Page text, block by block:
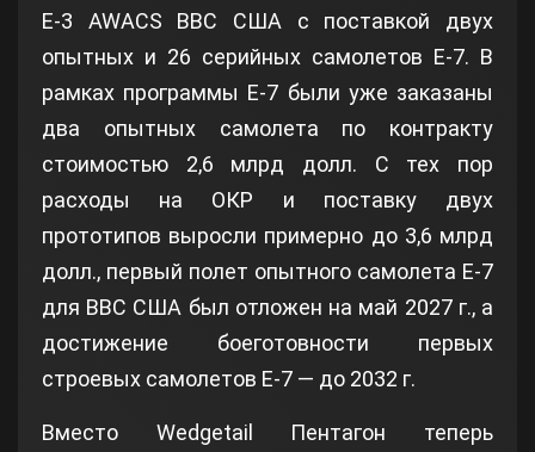
E‑3 AWACS ВВС США с поставкой двух
опытных и 26 серийных самолетов Е-7. В
рамках программы E‑7 были уже заказаны
два опытных самолета по контракту
стоимостью 2,6 млрд долл. С тех пор
расходы на ОКР и поставку двух
прототипов выросли примерно до 3,6 млрд
долл., первый полет опытного самолета Е-7
для ВВС США был отложен на май 2027 г., а
достижение боеготовности первых
строевых самолетов Е-7 — до 2032 г.
Вместо Wedgetail Пентагон теперь